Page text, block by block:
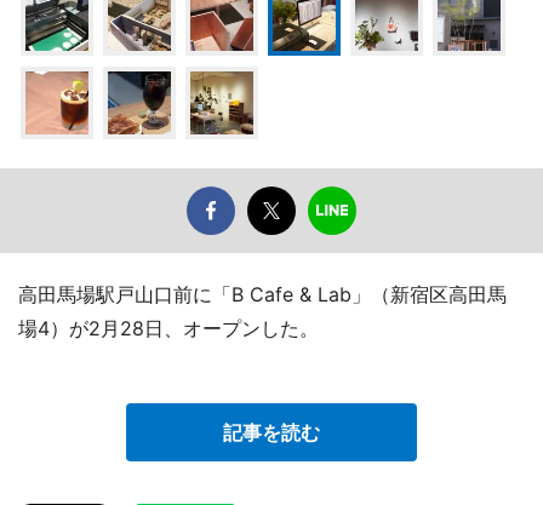
高田馬場駅戸山口前に「B Cafe & Lab」（新宿区高田馬
場4）が2月28日、オープンした。
記事を読む